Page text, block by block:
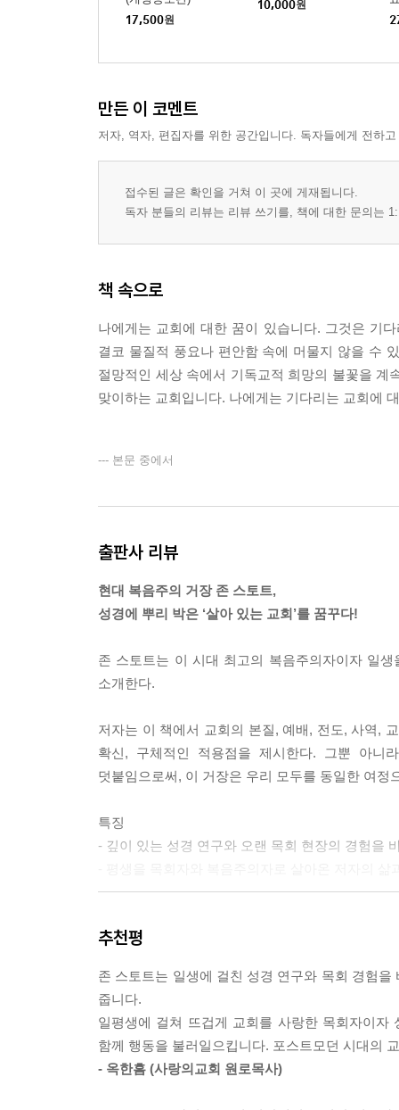
17,500원
10,000원
만든 이 코멘트
저자, 역자, 편집자를 위한 공간입니다. 독자들에게 전하
접수된 글은 확인을 거쳐 이 곳에 게재됩니다.
독자 분들의 리뷰는 리뷰 쓰기를, 책에 대한 문의는
책 속으로
나에게는 교회에 대한 꿈이 있습니다. 그것은 기
결코 물질적 풍요나 편안함 속에 머물지 않을 수
절망적인 세상 속에서 기독교적 희망의 불꽃을
맞이하는 교회입니다. 나에게는 기다리는 교회에
--- 본문 중에서
출판사 리뷰
현대 복음주의 거장 존 스토트,
성경에 뿌리 박은 ‘살아 있는 교회’를 꿈꾸다!
존 스토트는 이 시대 최고의 복음주의자이자 일
소개한다.
저자는 이 책에서 교회의 본질, 예배, 전도, 사역,
확신, 구체적인 적용점을 제시한다. 그뿐 아
덧붙임으로써, 이 거장은 우리 모두를 동일한 여정
특징
- 깊이 있는 성경 연구와 오랜 목회 현장의 경험을
- 존 스토트의 교회론에 대해 관심 있는 이들
- 오늘날 교회의 역할과 사명에 대하여 고민하는 이
- 목회자, 신학생
추천평
존 스토트는 일생에 걸친 성경 연구와 목회 경험
줍니다.
일평생에 걸쳐 뜨겁게 교회를 사랑한 목회자이
함께 행동을 불러일으킵니다. 포스트모던 시대의
- 옥한흠 (사랑의교회 원로목사)